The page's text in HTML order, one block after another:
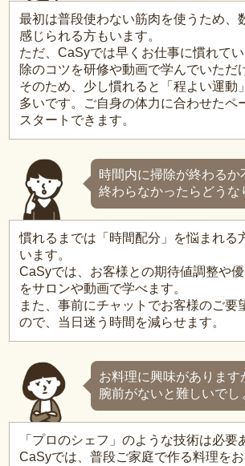
最初は普段使わない筋肉を使うため、
感じられる方もいます。
ただ、CaSyでは早くお仕事に慣れて
除のコツを研修や動画で学んでいただ
そのため、少し慣れると「程よい運動
多いです。ご自身の体力に合わせたペ
スタートできます。
時間内に掃除が終わるか
終わらなかったらどうな
慣れるまでは「時間配分」を悩まれる
います。
CaSyでは、お客様との期待値調整や
をサロンや動画で学べます。
また、事前にチャットでお客様のご要
ので、当日迷う時間を減らせます。
お料理に興味があります
腕前がないと難しいでし
「プロのシェフ」のような技術は必要
CaSyでは、普段ご家庭で作る料理を